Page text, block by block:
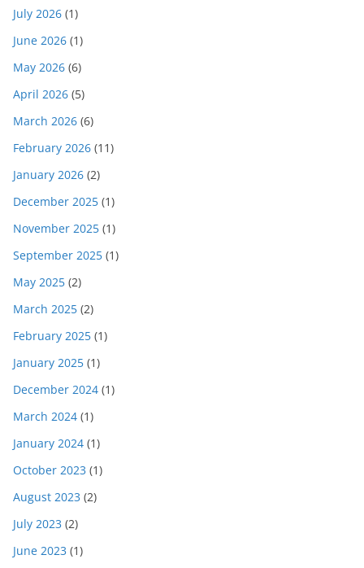
July 2026 (1)
June 2026 (1)
May 2026 (6)
April 2026 (5)
March 2026 (6)
February 2026 (11)
January 2026 (2)
December 2025 (1)
November 2025 (1)
September 2025 (1)
May 2025 (2)
March 2025 (2)
February 2025 (1)
January 2025 (1)
December 2024 (1)
March 2024 (1)
January 2024 (1)
October 2023 (1)
August 2023 (2)
July 2023 (2)
June 2023 (1)